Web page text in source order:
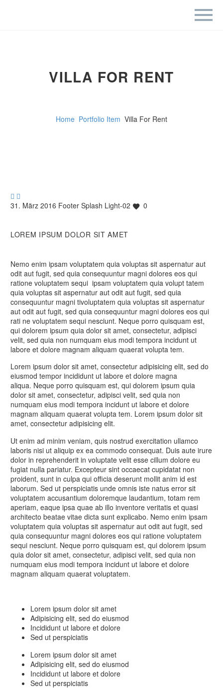
VILLA FOR RENT
Home Portfolio Item Villa For Rent
 
31. März 2016 Footer Splash Light-02 0
LOREM IPSUM DOLOR SIT AMET
Nemo enim ipsam voluptatem quia voluptas sit aspernatur aut
odit aut fugit, sed quia consequuntur magni dolores eos qui
ratione voluptatem sequi ipsam voluptatem quia volupt tatem
quia voluptas sit aspernatur aut odit aut fugit, sed quia
consequuntur magni tivoluptatem quia voluptas sit aspernatur
aut odit aut fugit, sed quia consequuntur magni dolores eos qui
rati ne voluptatem sequi nesciunt. Neque porro quisquam est,
qui dolorem ipsum quia dolor sit amet, consectetur, adipisci
velit, sed quia non numquam eius modi tempora incidunt ut
labore et dolore magnam aliquam quaerat volupta tem.
Lorem ipsum dolor sit amet, consectetur adipisicing elit, sed do
eiusmod tempor incididunt ut labore et dolore magna
aliqua. Neque porro quisquam est, qui dolorem ipsum quia
dolor sit amet, consectetur, adipisci velit, sed quia non
numquam eius modi tempora incidunt ut labore et dolore
magnam aliquam quaerat volupta tem. Lorem ipsum dolor sit
amet, consectetur adipisicing elit.
Ut enim ad minim veniam, quis nostrud exercitation ullamco
laboris nisi ut aliquip ex ea commodo consequat. Duis aute irure
dolor in reprehenderit in voluptate velit esse cillum dolore eu
fugiat nulla pariatur. Excepteur sint occaecat cupidatat non
proident, sunt in culpa qui officia deserunt mollit anim id est
laborum. Sed ut perspiciatis unde omnis iste natus error sit
voluptatem accusantium doloremque laudantium, totam rem
aperiam, eaque ipsa quae ab illo inventore veritatis et quasi
architecto beatae vitae dicta sunt explicabo. Nemo enim ipsam
voluptatem quia voluptas sit aspernatur aut odit aut fugit, sed
quia consequuntur magni dolores eos qui ratione voluptatem
sequi nesciunt. Neque porro quisquam est, qui dolorem ipsum
quia dolor sit amet, consectetur, adipisci velit, sed quia non
numquam eius modi tempora incidunt ut labore et dolore
magnam aliquam quaerat voluptatem.
Lorem ipsum dolor sit amet
Adipisicing elit, sed do eiusmod
Incididunt ut labore et dolore
Sed ut perspiciatis
Lorem ipsum dolor sit amet
Adipisicing elit, sed do eiusmod
Incididunt ut labore et dolore
Sed ut perspiciatis